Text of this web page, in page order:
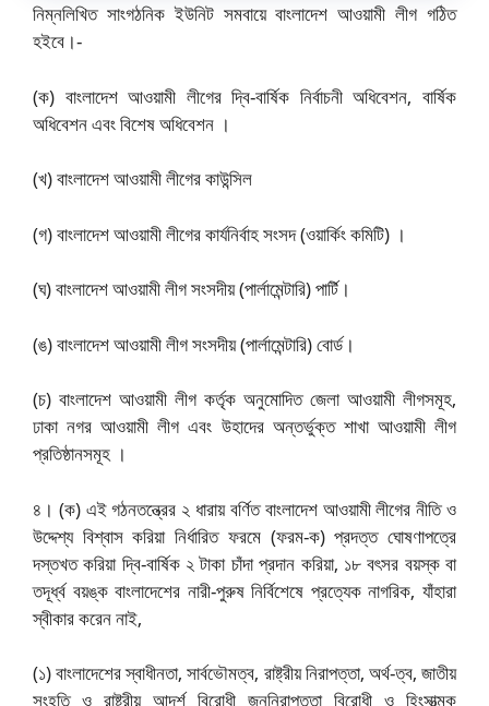
নিম্নলিখিত সাংগঠনিক ইউনিট সমবায়ে বাংলাদেশ আওয়ামী লীগ গঠিত
হইবে।-
(ক) বাংলাদেশ আওয়ামী লীগের দ্বি-বার্ষিক নির্বাচনী অধিবেশন, বার্ষিক
অধিবেশন এবং বিশেষ অধিবেশন ।
(খ) বাংলাদেশ আওয়ামী লীগের কাউন্সিল
(গ) বাংলাদেশ আওয়ামী লীগের কার্যনির্বাহ সংসদ (ওয়ার্কিং কমিটি) ।
(ঘ) বাংলাদেশ আওয়ামী লীগ সংসদীয় (পার্লামেন্টারি) পার্টি।
(ঙ) বাংলাদেশ আওয়ামী লীগ সংসদীয় (পার্লামেন্টারি) বোর্ড।
(চ) বাংলাদেশ আওয়ামী লীগ কর্তৃক অনুমোদিত জেলা আওয়ামী লীগসমূহ,
ঢাকা নগর আওয়ামী লীগ এবং উহাদের অন্তর্ভুক্ত শাখা আওয়ামী লীগ
প্রতিষ্ঠানসমূহ ।
৪। (ক) এই গঠনতন্ত্রের ২ ধারায় বর্ণিত বাংলাদেশ আওয়ামী লীগের নীতি ও
উদ্দেশ্য বিশ্বাস করিয়া নির্ধারিত ফরমে (ফরম-ক) প্রদত্ত ঘোষণাপত্রে
দস্তখত করিয়া দ্বি-বার্ষিক ২ টাকা চাঁদা প্রদান করিয়া, ১৮ বৎসর বয়স্ক বা
তদূর্ধ্ব বয়ঙ্ক বাংলাদেশের নারী-পুরুষ নির্বিশেষে প্রত্যেক নাগরিক, যাঁহারা
স্বীকার করেন নাই,
(১) বাংলাদেশের স্বাধীনতা, সার্বভৌমত্ব, রাষ্ট্রীয় নিরাপত্তা, অর্থ-ত্ব, জাতীয়
সংহতি ও রাষ্ট্রীয় আদর্শ বিরোধী জননিরাপত্তা বিরোধী ও হিংসাত্মক